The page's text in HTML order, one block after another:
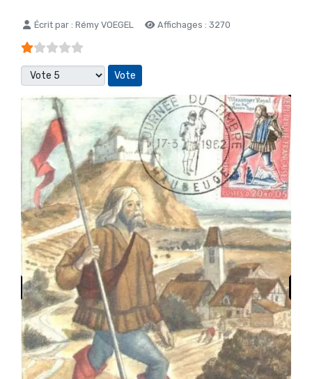
Détails
Écrit par : Rémy VOEGEL Affichages : 3270
Vote utilisateur:
Veuillez voter